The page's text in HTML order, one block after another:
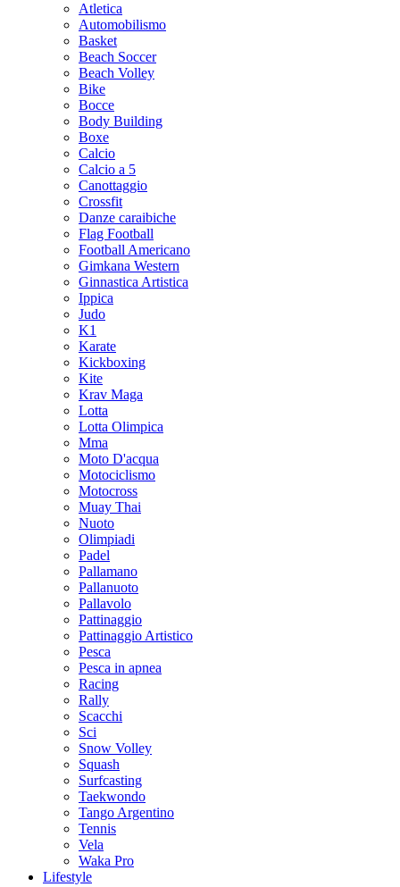
Atletica
Automobilismo
Basket
Beach Soccer
Beach Volley
Bike
Bocce
Body Building
Boxe
Calcio
Calcio a 5
Canottaggio
Crossfit
Danze caraibiche
Flag Football
Football Americano
Gimkana Western
Ginnastica Artistica
Ippica
Judo
K1
Karate
Kickboxing
Kite
Krav Maga
Lotta
Lotta Olimpica
Mma
Moto D'acqua
Motociclismo
Motocross
Muay Thai
Nuoto
Olimpiadi
Padel
Pallamano
Pallanuoto
Pallavolo
Pattinaggio
Pattinaggio Artistico
Pesca
Pesca in apnea
Racing
Rally
Scacchi
Sci
Snow Volley
Squash
Surfcasting
Taekwondo
Tango Argentino
Tennis
Vela
Waka Pro
Lifestyle